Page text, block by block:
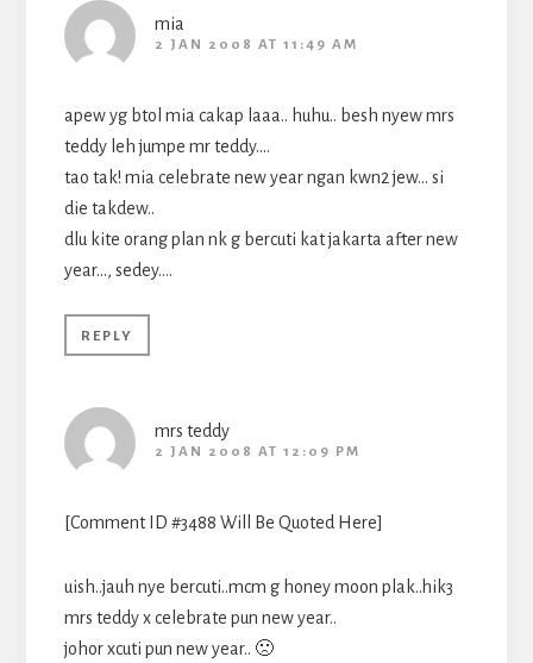
mia
2 JAN 2008 AT 11:49 AM
apew yg btol mia cakap laaa.. huhu.. besh nyew mrs
teddy leh jumpe mr teddy….
tao tak! mia celebrate new year ngan kwn2 jew… si
die takdew..
dlu kite orang plan nk g bercuti kat jakarta after new
year…, sedey….
REPLY
mrs teddy
2 JAN 2008 AT 12:09 PM
[Comment ID #3488 Will Be Quoted Here]
uish..jauh nye bercuti..mcm g honey moon plak..hik3
mrs teddy x celebrate pun new year..
johor xcuti pun new year.. 🙁